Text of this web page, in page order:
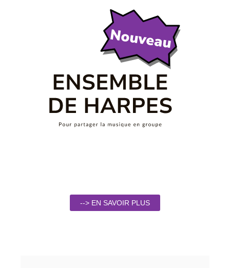
--> EN SAVOIR PLUS